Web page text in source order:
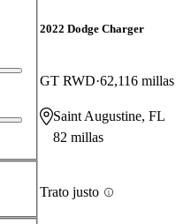
2022 Dodge Charger
GT RWD 62,116 millas
Saint Augustine, FL
82 millas
Trato justo